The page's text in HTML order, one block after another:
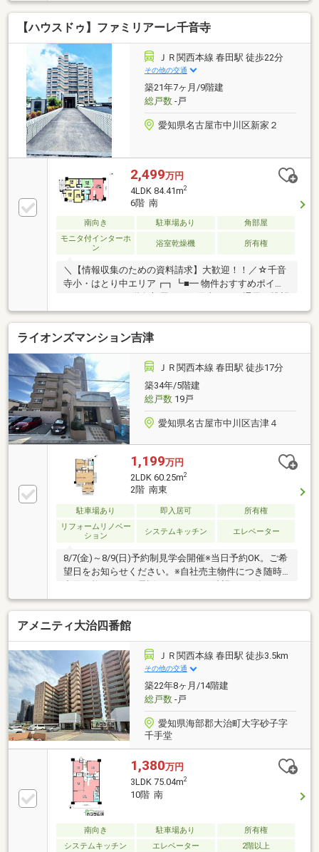
分、陽光あふれる上層階の贅沢な住まい──【便利さ×
快適さを両立した、上質な暮らしを】──◆お部屋から
花火鑑賞できる贅沢ロケーション◇「戸田」駅徒歩9
分、時間にゆとりを生む立地◆小・中学校 徒歩5分圏
内──【“暮らしを豊かにする”設備が充実】──＊宅配
ボックス ＊エレベーター ＊2025年8月：LDK床貼
替 ＊エアコン4台付き
【ハウスドゥ】ファミリアーレ千音寺
ＪＲ関西本線 春田駅 徒歩22分
その他の交通
築21年7ヶ月/9階建
総戸数-戸
愛知県名古屋市中川区新家２
2,499万円
4LDK 84.41m2
6階 南
南向き 駐車場あり
角部屋
モニタ付インターホ
ン
浴室乾燥機 所有権
＼【情報収集のための資料請求】大歓迎！！／☆千音
寺小・はとり中エリア┏┓┗■━ 物件おすすめポイン
良好♪■ペット飼育可能！（成長時体高60ｃｍ程度の
犬・猫可）■敷地内平面駐車場1台継承可能、入居後も
スムーズにカーライフを―――【2026年6月リフォーム
施工】【新品】システムキッチン・食洗機・ユニット
バス・洗面化粧台・トイレ【貼替】フローリング・ク
ッションフロア・クロス【その他】玄関収納・建具・
スイッチコンセント・ハウスクリーニング
―――【check point】＊食洗機 ＊浴室乾燥 ＊温水
洗浄便座＊オートロック ＊宅配ボックス
ライオンズマンション吉津
ＪＲ関西本線 春田駅 徒歩17分
築34年/5階建
総戸数19戸
愛知県名古屋市中川区吉津４
1,199万円
2LDK 60.25m2
2階 南東
駐車場あり 即入居可
所有権
リフォームリノベー
ション
システムキッチン エレベーター
8/7(金)～8/9(日)予約制見学会開催※当日予約OK。ご希
望日をお知らせください。※自社売主物件につき随時
ください。【リフォーム内容】●内装工事キッチン交
換、クロス張替え、フロアタイル上張り、給湯器交
換、照明LED交換【おすすめポイント】・敷地外駐車
場2台確保済み・返済額や融資可能額など、お客様の
ご希望にあわせてご提案。住宅ローンが初めての方で
もお気軽にご相談ください。【周辺施設】・千音寺小
学校まで約1200ｍ（徒歩約15分）・はとり中学校まで
約1000ｍ（徒歩約13分）
アメニティ大治四番館
ＪＲ関西本線 春田駅 徒歩3.5km
その他の交通
築22年8ヶ月/14階建
総戸数-戸
愛知県海部郡大治町大字砂子字
千手堂
1,380万円
3LDK 75.04m2
10階 南
南向き 駐車場あり
所有権
システムキッチン
エレベーター 2階以上